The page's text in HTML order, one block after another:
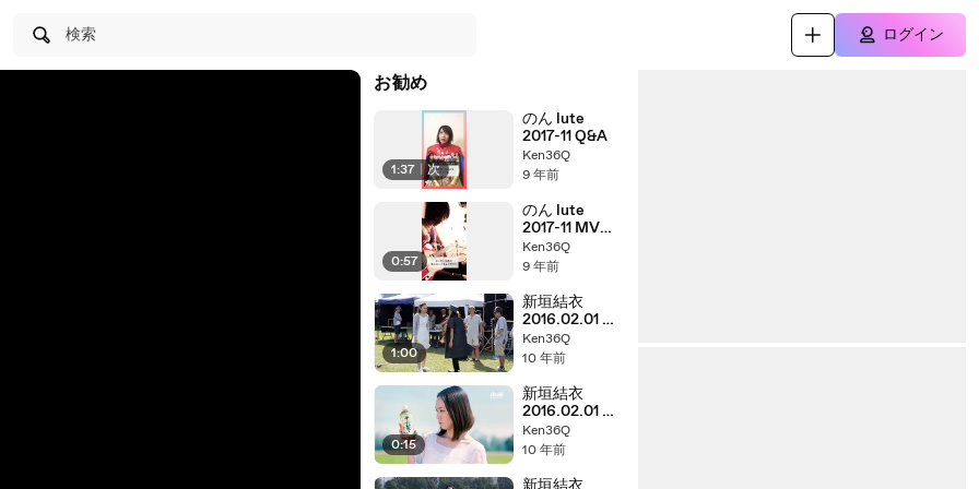
検索 ログイン
お勧め
1:37 次
のん lute
2017-11 Q&A
Ken36Q
9 年前
0:57
のん lute
2017-11 MVメ
イキング
Ken36Q
9 年前
1:00
新垣結衣
2016.02.01 十
六茶 登場 メイ
キング 720p
Ken36Q
10 年前
0:15
新垣結衣
2016.02.01 十
六茶 品質 15s
720p
Ken36Q
10 年前